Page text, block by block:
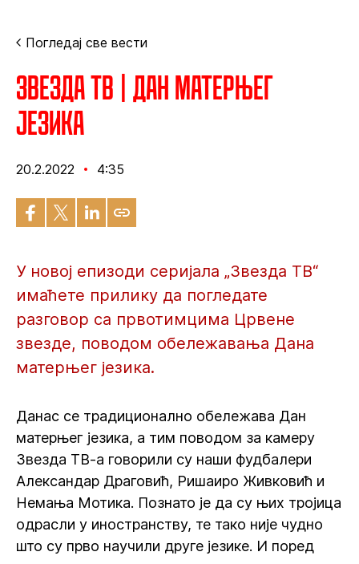
Погледај све вести
Звезда ТВ | Дан матерњег
језика
20.2.2022 4:35
У новој епизоди серијала „Звезда ТВ“
имаћете прилику да погледате
разговор са првотимцима Црвене
звезде, поводом обележавања Дана
матерњег језика.
Данас се традиционално обележава Дан
матерњег језика, а тим поводом за камеру
Звезда ТВ-а говорили су наши фудбалери
Александар Драговић, Ришаиро Живковић и
Немања Мотика. Познато је да су њих тројица
одрасли у иностранству, те тако није чудно
што су прво научили друге језике. И поред